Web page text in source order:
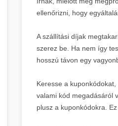
ellenőrizni, hogy
A szállítási díjak
szerez be. Ha nem így
hosszú távon egy
Keresse a
valami kód megadásáról
plusz a kuponkódokra.